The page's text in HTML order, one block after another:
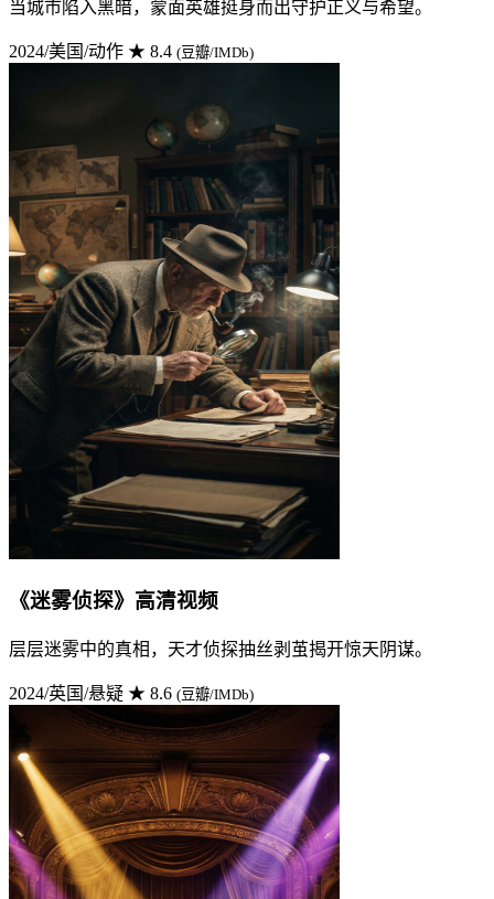
当城市陷入黑暗，蒙面英雄挺身而出守护正义与希望。
2024/美国/动作 ★ 8.4 (豆瓣/IMDb)
《迷雾侦探》高清视频
层层迷雾中的真相，天才侦探抽丝剥茧揭开惊天阴谋。
2024/英国/悬疑 ★ 8.6 (豆瓣/IMDb)